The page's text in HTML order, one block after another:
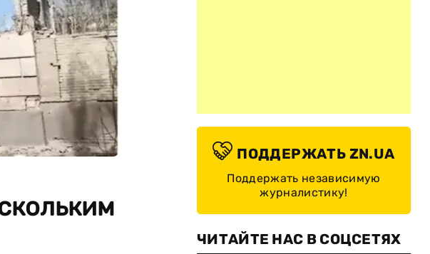
ПОДДЕРЖАТЬ ZN.UA
Поддержать независимую
журналистику!
ЧИТАЙТЕ НАС В СОЦСЕТЯХ